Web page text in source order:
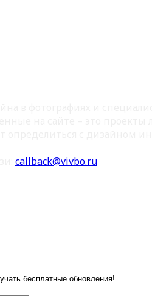
callback@vivbo.ru
бесплатные обновления!